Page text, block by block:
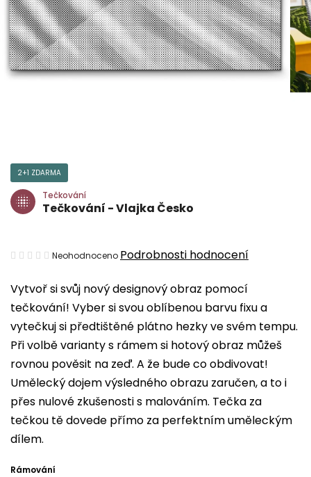
Vytvoř si svůj nový designový obraz pomocí
tečkování! Vyber si svou oblíbenou barvu fixu a
vytečkuj si předtištěné plátno hezky ve svém tempu.
Při volbě varianty s rámem si hotový obraz můžeš
rovnou pověsit na zeď. A že bude co obdivovat!
Umělecký dojem výsledného obrazu zaručen, a to i
přes nulové zkušenosti s malováním. Tečka za
tečkou tě dovede přímo za perfektním uměleckým
dílem.
Rámování
2+1 ZDARMA
Tečkování
Tečkování - Vlajka Česko
Průměrné
produktu
je
0,0
z
5
hvězdiček.
Neohodnoceno Podrobnosti hodnocení